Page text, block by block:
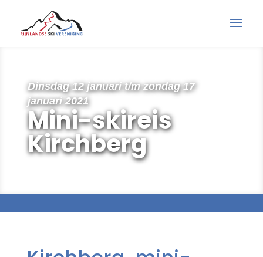
Dinsdag 12 januari t/m zondag 17
januari 2021
Mini-skireis
Kirchberg